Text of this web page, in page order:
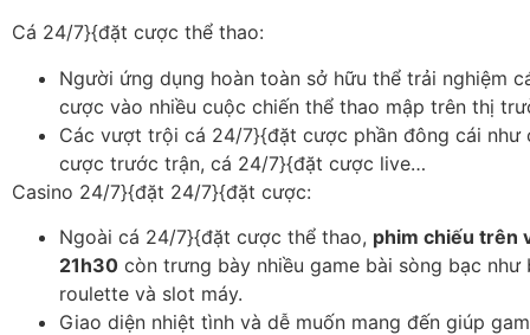
Cá 24/7}{đặt cược thể thao:
Người ứng dụng hoàn toàn sở hữu thể trải nghiệm
cược vào nhiều cuộc chiến thể thao mập trên thị
Các vượt trội cá 24/7}{đặt cược phần đông cái như
cược trước trận, cá 24/7}{đặt cược live…
Casino 24/7}{đặt 24/7}{đặt cược:
Ngoài cá 24/7}{đặt cược thể thao, phim chiếu trên
21h30 còn trưng bày nhiều game bài sòng bạc như
roulette và slot máy.
Giao diện nhiệt tình và dễ muốn mang đến giúp